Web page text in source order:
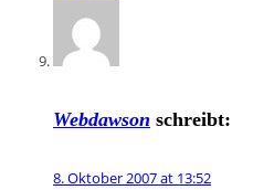
Webdawson schreibt:
8. Oktober 2007 at 13:52